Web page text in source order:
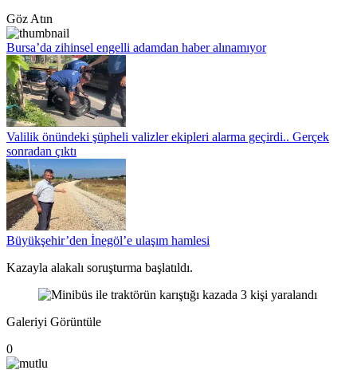
Göz Atın
Bursa’da zihinsel engelli adamdan haber alınamıyor
Valilik önündeki şüpheli valizler ekipleri alarma geçirdi.. Gerçek
sonradan çıktı
Büyükşehir’den İnegöl’e ulaşım hamlesi
Kazayla alakalı soruşturma başlatıldı.
Galeriyi Görüntüle
0